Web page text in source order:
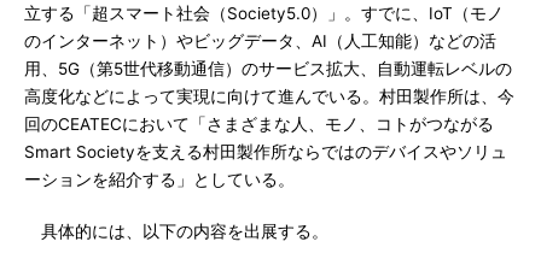
立する「超スマート社会（Society5.0）」。すでに、IoT（モノ
のインターネット）やビッグデータ、AI（人工知能）などの活
用、5G（第5世代移動通信）のサービス拡大、自動運転レベルの
高度化などによって実現に向けて進んでいる。村田製作所は、今
回のCEATECにおいて「さまざまな人、モノ、コトがつながる
Smart Societyを支える村田製作所ならではのデバイスやソリュ
ーションを紹介する」としている。
具体的には、以下の内容を出展する。